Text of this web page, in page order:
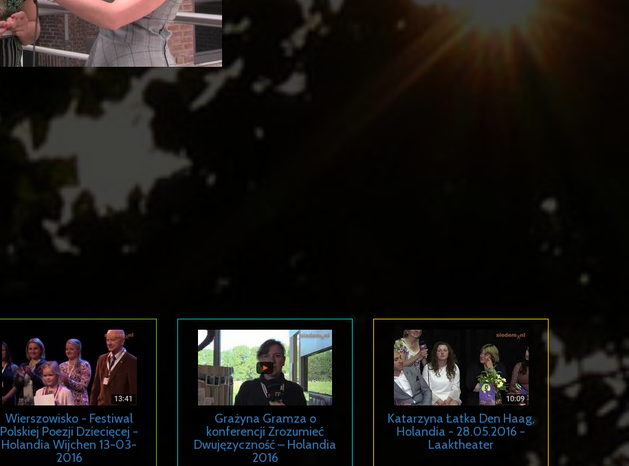
Wierszowisko - Festiwal
Polskiej Poezji Dziecięcej -
Holandia Wijchen 13-03-
2016
Grażyna Gramza o
konferencji Zrozumieć
Dwujęzyczność – Holandia
2016
Katarzyna Łatka Den Haag,
Holandia - 28.05.2016 -
Laaktheater